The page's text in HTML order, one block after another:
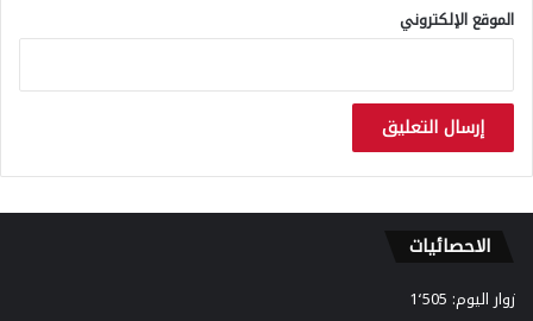
الموقع الإلكتروني
الاحصائيات
زوار اليوم: 1٬505